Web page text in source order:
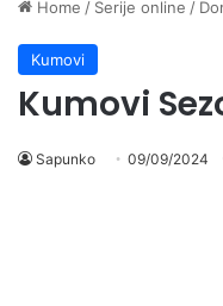
Home / Serije online /
Kumovi
Kumovi
Sapunko 09/09/2024